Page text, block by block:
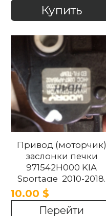
Купить
Привод (моторчик)
заслонки печки
971542H000 KIA
Sportage 2010-2018.
10.00 $
Перейти